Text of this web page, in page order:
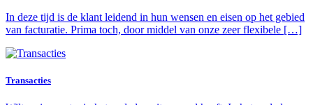
In deze tijd is de klant leidend in hun wensen en eisen op het gebied
van facturatie. Prima toch, door middel van onze zeer flexibele […]
Transacties